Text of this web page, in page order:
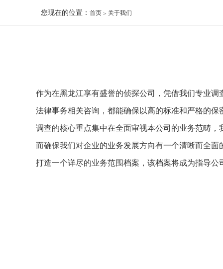
您现在的位置： 首页 关于我们
作为在黑龙江享有盛誉的侦探公司，凭借我们专业
法律事务相关咨询，都能确保以高的标准和严格的
调查的核心重点集中在全面审视本公司的业务范畴
而确保我们对企业的业务发展方向有一个清晰而全
打造一个详尽的业务范围档案，该档案将成为指导